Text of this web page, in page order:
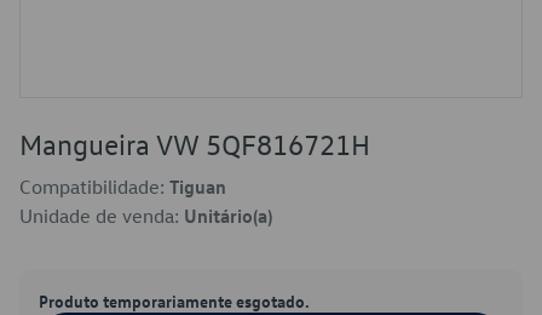
Mangueira VW 5QF816721H
Compatibilidade: Tiguan
Unidade de venda: Unitário(a)
Produto temporariamente esgotado.